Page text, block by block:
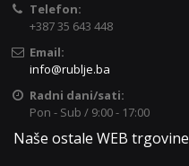
Telefon:
+387 35 643 448
Email:
info@rublje.ba
Radni dani/sati:
Pon - Sub / 9:00 - 17:00
Naše ostale WEB trgovine